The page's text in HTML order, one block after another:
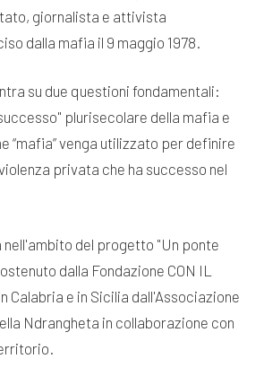
giornalista e attivista
dalla mafia il 9 maggio 1978.
su due questioni fondamentali:
plurisecolare della mafia e
“mafia” venga utilizzato per definire
privata che ha successo nel
del progetto "Un ponte
dalla Fondazione CON IL
Calabria e in Sicilia dall'Associazione
Ndrangheta in collaborazione con